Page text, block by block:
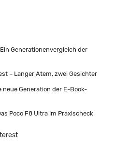
Generationenvergleich der
– Langer Atem, zwei Gesichter
Generation der E-Book-
Poco F8 Ultra im Praxischeck